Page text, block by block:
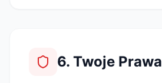
6. Twoje Prawa